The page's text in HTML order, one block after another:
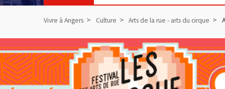
Vivre à Angers Culture Arts de la rue - arts du cirque